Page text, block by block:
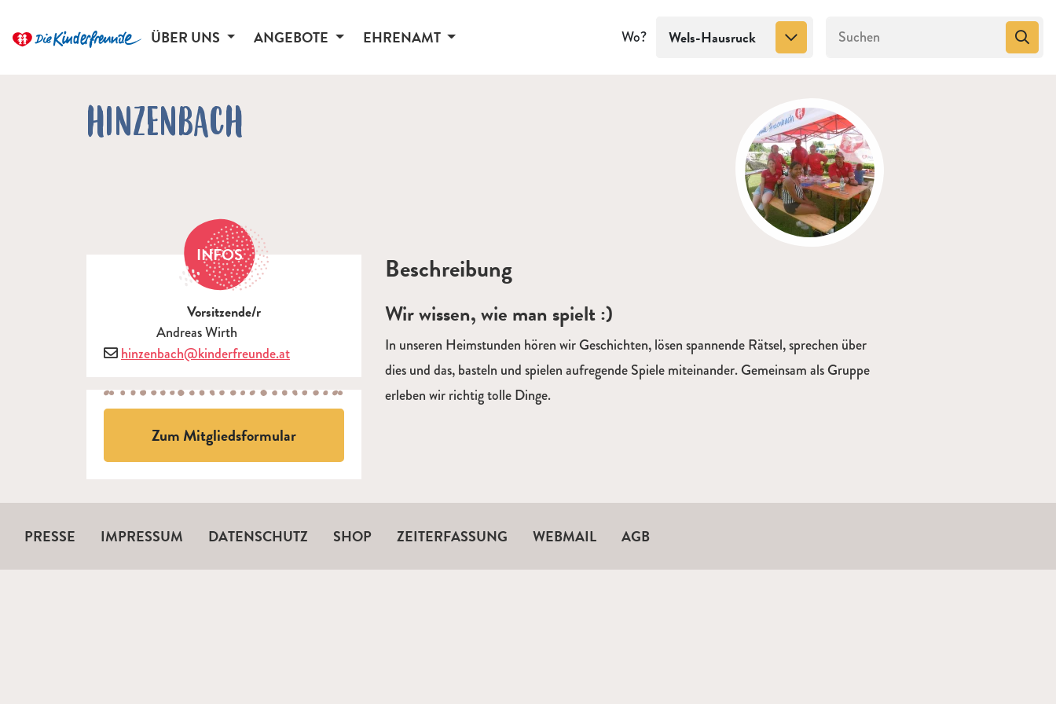
ÜBER UNS ANGEBOTE EHRENAMT Wo? Wels-Hausruck
HINZENBACH
INFOS
Vorsitzende/r
Andreas Wirth
E-Mail
hinzenbach@kinderfreunde.at
Zum Mitgliedsformular
Beschreibung
Wir wissen, wie man spielt :)
In unseren Heimstunden hören wir Geschichten, lösen spannende Rätsel, sprechen über
dies und das, basteln und spielen aufregende Spiele miteinander. Gemeinsam als Gruppe
erleben wir richtig tolle Dinge.
PRESSE IMPRESSUM DATENSCHUTZ SHOP ZEITERFASSUNG WEBMAIL AGB